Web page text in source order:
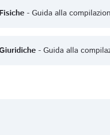
- Guida alla
- Guida alla